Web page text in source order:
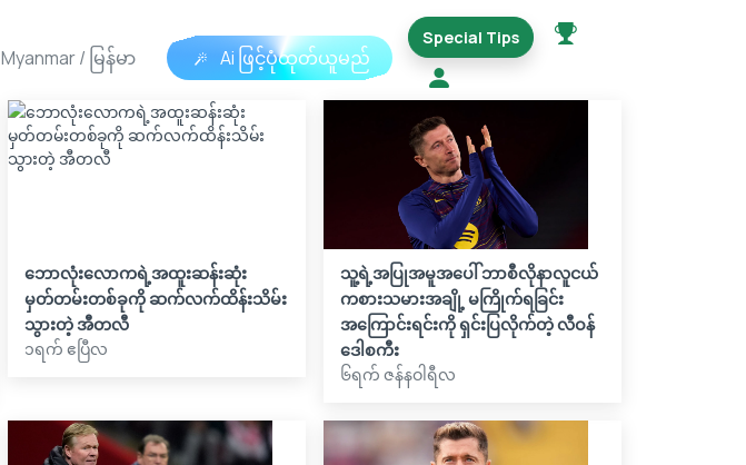
Myanmar / မြန်မာ Ai ဖြင့်ပုံထုတ်ယူမည်
Special Tips
ဘောလုံးလောကရဲ့အထူးဆန်းဆုံး
မှတ်တမ်းတစ်ခုကို ဆက်လက်ထိန်းသိမ်း
သွားတဲ့ အီတလီ
၁ရက် ဧပြီလ
သူ့ရဲ့အပြုအမူအပေါ် ဘာစီလိုနာလူငယ်
ကစားသမားအချို့ မကြိုက်ရခြင်း
အကြောင်းရင်းကို ရှင်းပြလိုက်တဲ့ လီဝန်
ဒေါစကီး
၆ရက် ဇန်နဝါရီလ